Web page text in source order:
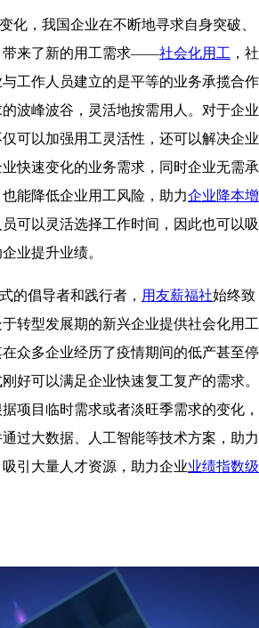
化，我国企业在不断地寻求自身突破、
带来了新的用工需求——社会化用工 ，社
工作人员建立的是平等的业务承揽合作
波峰波谷，灵活地按需用人。对于企业
可以加强用工灵活性，还可以解决企业
快速变化的业务需求，同时企业无需承
能降低企业用工风险，助力企业降本增
可以灵活选择工作时间，因此也可以吸
业提升业绩。
的倡导者和践行者， 用友薪福社始终致
转型发展期的新兴企业提供社会化用工
众多企业经历了疫情期间的低产甚至停
好可以满足企业快速复工复产的需求。
项目临时需求或者淡旺季需求的变化，
过大数据、人工智能等技术方案，助力
引大量人才资源，助力企业业绩指数级